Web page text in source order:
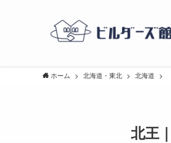
ホーム 北海道・東北 北海道
北王